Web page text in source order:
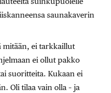
saunakaverin
mitään, ei tarkkaillut
ei ollut pakko
suoritteita. Kukaan ei
Oli tilaa vain olla – ja